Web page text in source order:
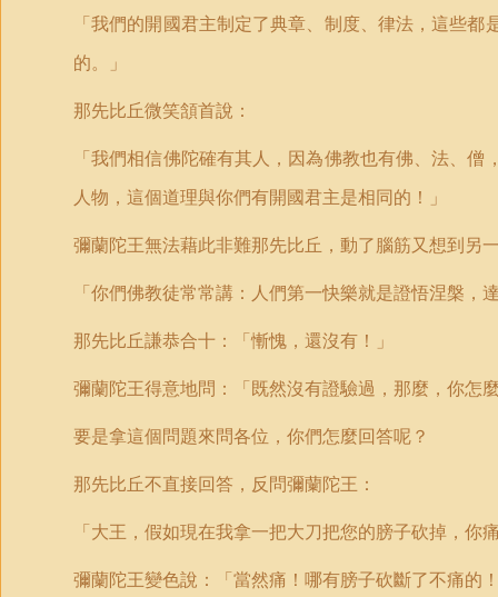
「我們的開國君主制定了典章、制度、律法，這些
的。」
那先比丘微笑頷首說：
「我們相信佛陀確有其人，因為佛教也有佛、法、
人物，這個道理與你們有開國君主是相同的！」
彌蘭陀王無法藉此非難那先比丘，動了腦筋又想到另
「你們佛教徒常常講：人們第一快樂就是證悟涅槃
那先比丘謙恭合十：「慚愧，還沒有！」
彌蘭陀王得意地問：「既然沒有證驗過，那麼，你怎
要是拿這個問題來問各位，你們怎麼回答呢？
那先比丘不直接回答，反問彌蘭陀王：
「大王，假如現在我拿一把大刀把您的膀子砍掉，你
彌蘭陀王變色說：「當然痛！哪有膀子砍斷了不痛的